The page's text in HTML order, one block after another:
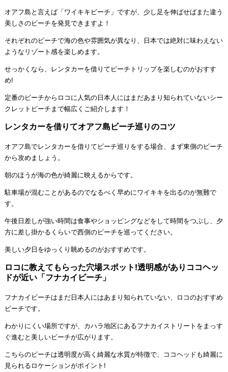
オアフ島と言えば「ワイキキビーチ」ですが、少し足を伸ばせばまた違う
美しさのビーチを発見できますよ！
それぞれのビーチで海の色や雰囲気が異なり、日本では絶対に味わえない
ようなリゾート感を楽しめます。
せっかくなら、レンタカーを借りてビーチトリップを楽しむのがおすす
め!
定番のビーチからロコに人気の日本人にはまだあまり知られていないシー
クレットビーチまで幅広くご紹介します！
レンタカーを借りてオアフ島ビーチ巡りのコツ
オアフ島でレンタカーを借りてビーチ巡りをする場合、まず東側のビーチ
から攻めましょう。
朝のほうが海の色が綺麗に映えるからです。
駐車場が混むことがあるのでなるべく早めにワイキキを出るのが無難で
す。
午後日差しが強い時間は食事やショッピングなどをして時間をつぶし、夕
方に差し掛かるくらいで西側のビーチを巡ってください。
美しい夕日をゆっくり眺めるのがおすすめです。
ロコに教えてもらった穴場スポット!透明感がありココヘッ
ドが近い「フナカイビーチ」
フナカイビーチはまだ日本人にはあまり知られていない、ロコのおすすめ
ビーチです。
わかりにくい場所ですが、カハラ地区にあるフナカイストリートをまっす
ぐ進むと美しいビーチが広がります。
こちらのビーチは透明度が高く綺麗な水質が特徴で、ココヘッドも綺麗に
見られるロケーションがポイント!